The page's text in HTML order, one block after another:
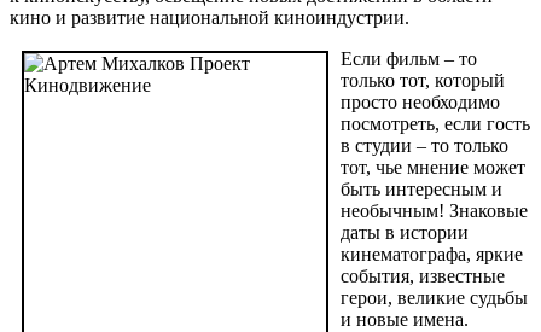
кино и развитие национальной киноиндустрии.
Если фильм – то
только тот, который
просто необходимо
посмотреть, если гость
в студии – то только
тот, чье мнение может
быть интересным и
необычным! Знаковые
даты в истории
кинематографа, яркие
события, известные
герои, великие судьбы
и новые имена.